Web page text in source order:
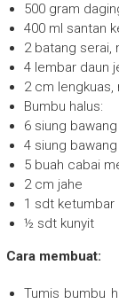
500 gram
400 ml santan
2 batang serai,
4 lembar daun
2 cm lengkuas,
Bumbu halus:
6 siung
4 siung
5 buah cabai
2 cm jahe
1 sdt ketumbar
½ sdt kunyit
Cara membuat:
Tumis bumbu